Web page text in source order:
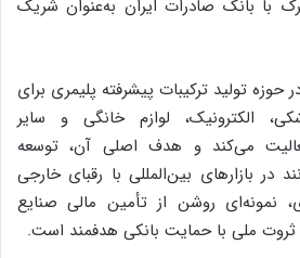
با بانک صادرات ایران به‌عنوان شریک
تولید ترکیبات پیشرفته پلیمری برای
الکترونیک، لوازم خانگی و سایر
می‌کند و هدف اصلی آن، توسعه
در بازارهای بین‌المللی با رقبای خارجی
نمونه‌ای روشن از تأمین مالی صنایع
ملی با حمایت بانکی هدفمند است.